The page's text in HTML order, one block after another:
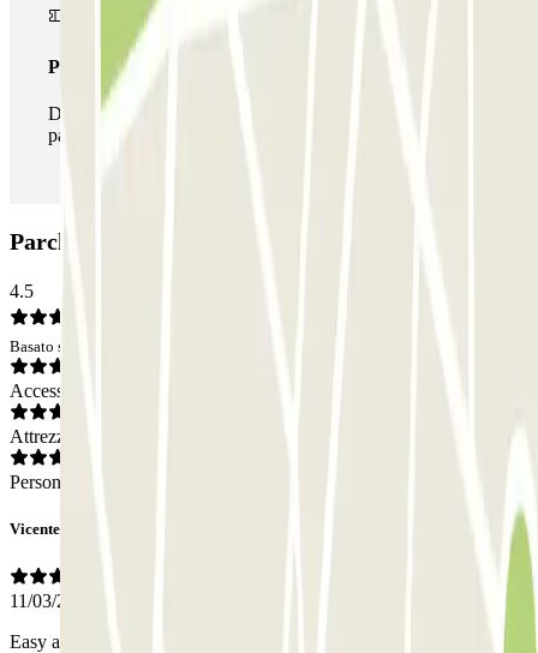
Pass illlimitato
Durante il tuo soggiorno potrai entrare e uscire dal
parcheggio tutte le volte che vorrai.
Parcheggio INDIGO Esquirol: Opinioni
4.5
Basato su 7 opinioni
Accesso
Attrezzatura
Personale
Vicente
11/03/2024
Easy access and exit